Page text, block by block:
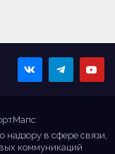
в сфере связи,
коммуникаций